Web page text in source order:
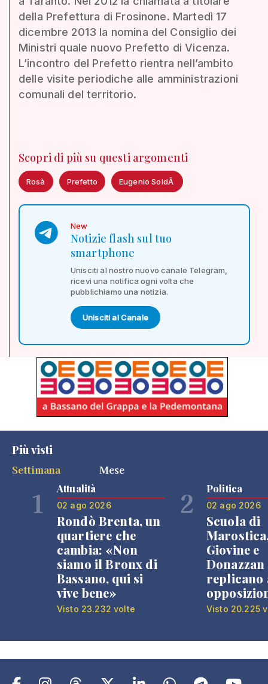
della Prefettura di Frosinone. Martedì 17
dicembre 2013 la nomina del Consiglio dei
Ministri quale nuovo Prefetto di Vicenza.
L’incontro del Prefetto rientra nell’ambito
delle visite periodiche alle amministrazioni
comunali del territorio.
Scopri di più su questi argomenti
Rosà Prefetto Eugenio SoldÃ
New
Notizie flash sul tuo
smartphone
Unisciti al nostro nuovo canale Telegram,
ricevi una notifica ogni volta che
pubblichiamo una notizia.
Unisciti al Canale
Più visti
Settimana
Mese
1 Attualità
02 ago 2026
Rondò Brenta, un
quartiere che
cambia: «Non
siamo il Bronx di
Bassano, qui si
vive bene»
Visto 23.232 volte
2 Politica
02 ago 2026
Scuola di
Giovine e
Donazzan
replicano
Visto 20.225